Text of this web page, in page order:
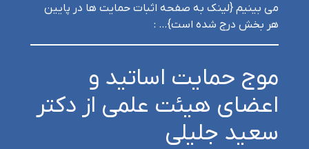
می بینیم {لینک به صفحه اثبات حمایت ها در پایین
هر بخش درج شده است}… :‌
موج حمایت اساتید و
اعضای هیئت علمی از دکتر
سعید جلیلی